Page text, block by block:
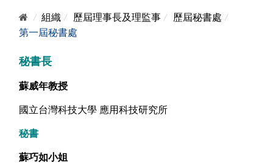
/ 組織 / 歷屆理事長及理監事 / 歷屆秘書處 /
第一屆秘書處
秘書長
蘇威年教授
國立台灣科技大學 應用科技研究所
秘書
蘇巧如小姐